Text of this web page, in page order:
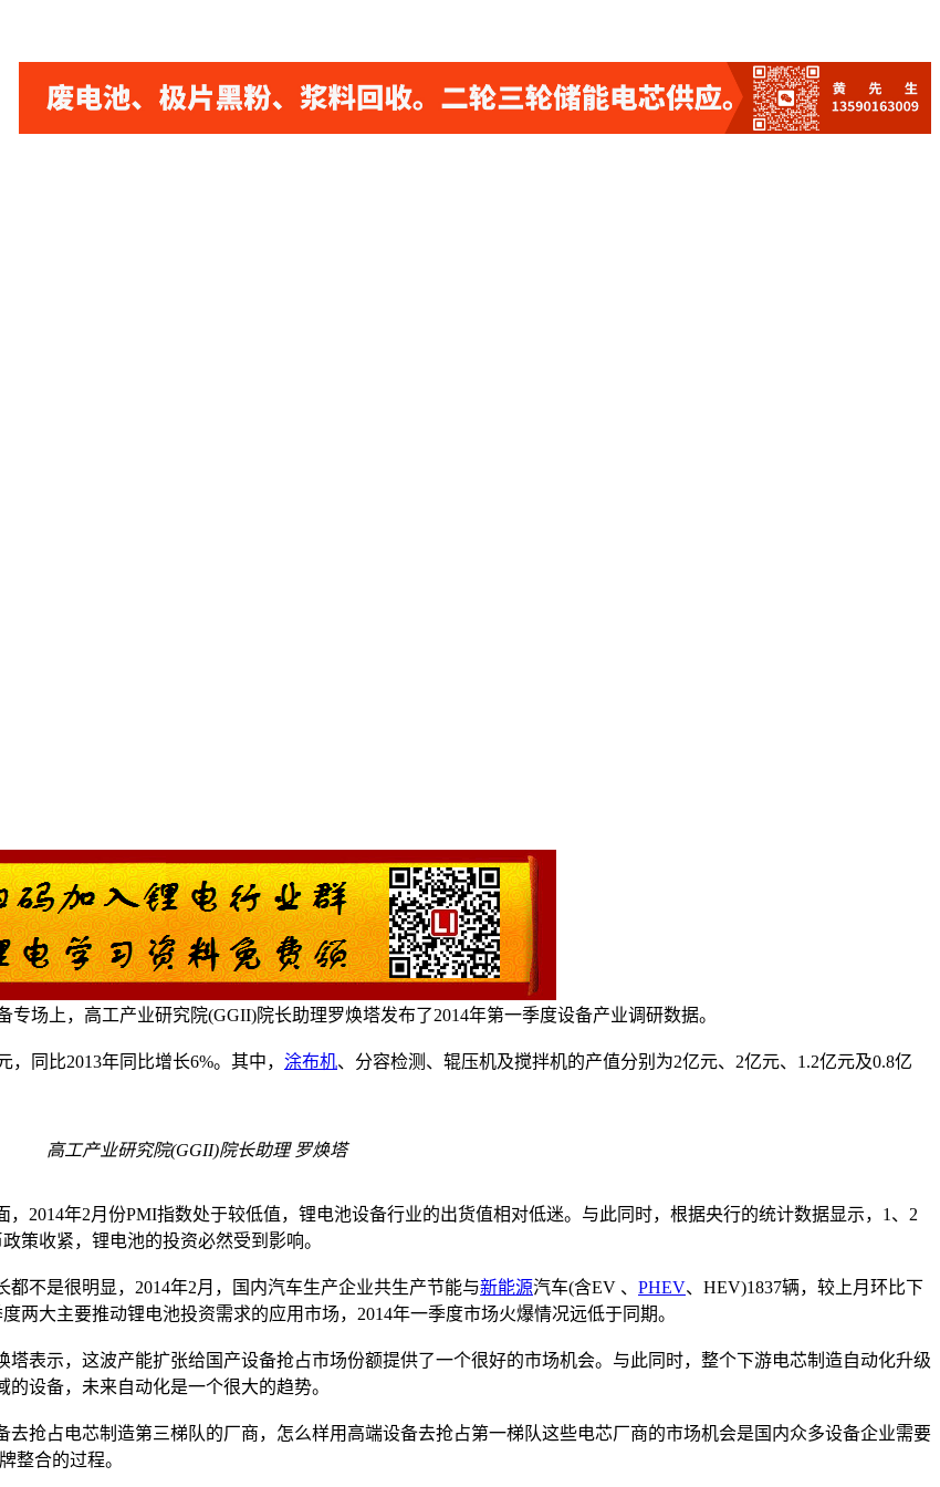
专场上，高工产业研究院(GGII)院长助理罗焕塔发布了2014年第一季度设备产业调研数据。
同比2013年同比增长6%。其中， 涂布机、分容检测、辊压机及搅拌机的产值分别为2亿元、2亿元、1.2亿元及0.8亿
高工产业研究院(GGII)院长助理 罗焕塔
年2月份PMI指数处于较低值，锂电池设备行业的出货值相对低迷。与此同时，根据央行的统计数据显示，1、2
策收紧，锂电池的投资必然受到影响。
都不是很明显，2014年2月，国内汽车生产企业共生产节能与新能源汽车(含EV 、 PHEV、HEV)1837辆，较上月环比下
两大主要推动锂电池投资需求的应用市场，2014年一季度市场火爆情况远低于同期。
塔表示，这波产能扩张给国产设备抢占市场份额提供了一个很好的市场机会。与此同时，整个下游电芯制造自动化升级
设备，未来自动化是一个很大的趋势。
占电芯制造第三梯队的厂商，怎么样用高端设备去抢占第一梯队这些电芯厂商的市场机会是国内众多设备企业需要
整合的过程。